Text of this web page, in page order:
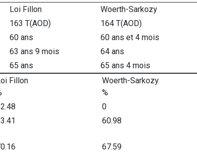
Loi Fillon
Woerth-Sarkozy
163 T(AOD)
164 T(AOD)
60 ans
60 ans et 4 mois
63 ans 9 mois
64 ans
65 ans
65 ans 4 mois
Fillon
Woerth-Sarkozy
%
0
60.98
67.59